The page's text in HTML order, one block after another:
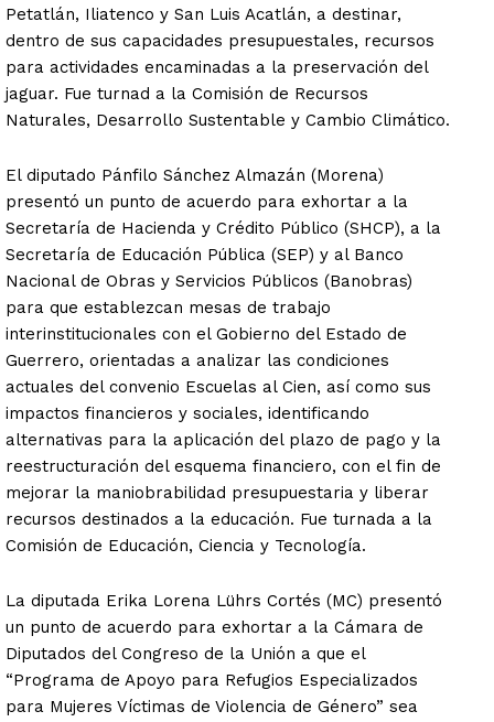
Petatlán, Iliatenco y San Luis Acatlán, a destinar,
dentro de sus capacidades presupuestales, recursos
para actividades encaminadas a la preservación del
jaguar. Fue turnad a la Comisión de Recursos
Naturales, Desarrollo Sustentable y Cambio Climático.
El diputado Pánfilo Sánchez Almazán (Morena)
presentó un punto de acuerdo para exhortar a la
Secretaría de Hacienda y Crédito Público (SHCP), a la
Secretaría de Educación Pública (SEP) y al Banco
Nacional de Obras y Servicios Públicos (Banobras)
para que establezcan mesas de trabajo
interinstitucionales con el Gobierno del Estado de
Guerrero, orientadas a analizar las condiciones
actuales del convenio Escuelas al Cien, así como sus
impactos financieros y sociales, identificando
alternativas para la aplicación del plazo de pago y la
reestructuración del esquema financiero, con el fin de
mejorar la maniobrabilidad presupuestaria y liberar
recursos destinados a la educación. Fue turnada a la
Comisión de Educación, Ciencia y Tecnología.
La diputada Erika Lorena Lührs Cortés (MC) presentó
un punto de acuerdo para exhortar a la Cámara de
Diputados del Congreso de la Unión a que el
“Programa de Apoyo para Refugios Especializados
para Mujeres Víctimas de Violencia de Género” sea